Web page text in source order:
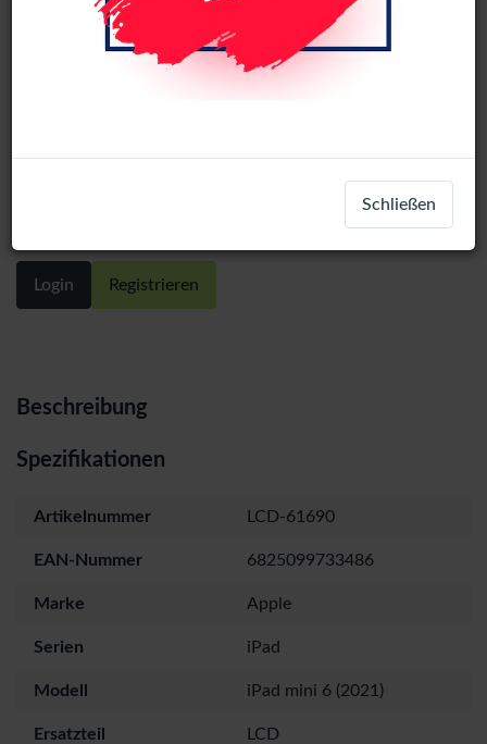
Apple iPad Mini 6 FOG LCD Display
Login Registrieren
Beschreibung
Spezifikationen
Artikelnummer LCD-61690
EAN-Nummer 6825099733486
Marke Apple
Serien iPad
Modell iPad mini 6 (2021)
Ersatzteil LCD
Schließen